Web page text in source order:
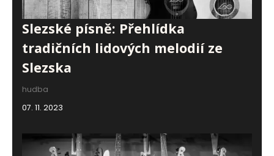
Slezské písně: Přehlídka
tradičních lidových melodií ze
Slezska
hudba
07. 11. 2023